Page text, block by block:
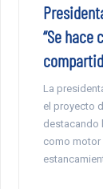
“Se hace
La
el proyecto
destacando
como motor